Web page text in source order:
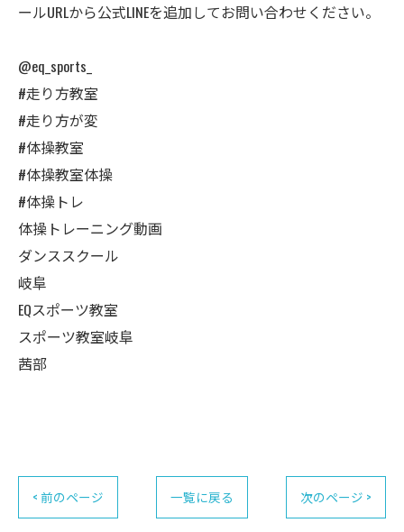
ールURLから公式LINEを追加してお問い合わせください。
@eq_sports_
#走り方教室
#走り方が変
#体操教室
#体操教室体操
#体操トレ
体操トレーニング動画
ダンススクール
岐阜
EQスポーツ教室
スポーツ教室岐阜
茜部
< 前のページ 一覧に戻る 次のページ >